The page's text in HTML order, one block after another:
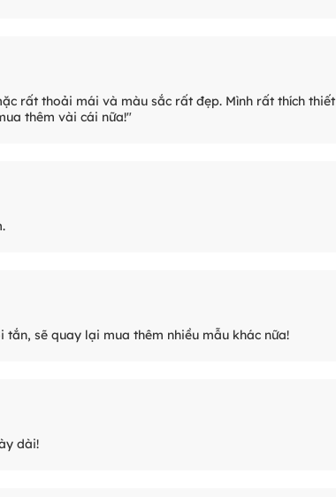
rất thoải mái và màu sắc rất đẹp. Mình rất thích thiết
thêm vài cái nữa!"
sẽ quay lại mua thêm nhiều mẫu khác nữa!
dài!